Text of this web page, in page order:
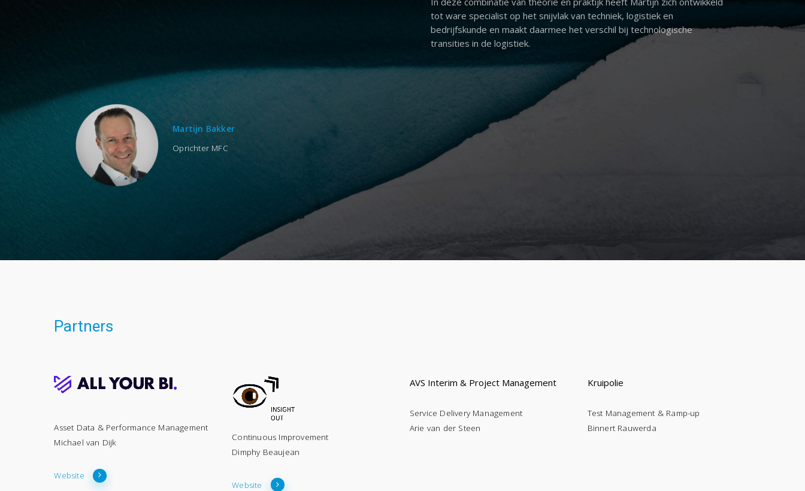
tot ware specialist op het snijvlak van techniek, logistiek en
bedrijfskunde en maakt daarmee het verschil bij technologische
transities in de logistiek.
Martijn Bakker
Oprichter MFC
Partners
Asset Data & Performance Management
Michael van Dijk
Website
Continuous Improvement
Dimphy Beaujean
Website
AVS Interim & Project Management
Service Delivery Management
Arie van der Steen
Kruipolie
Test Management & Ramp-up
Binnert Rauwerda